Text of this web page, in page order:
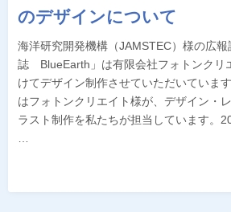
のデザインについて
海洋研究開発機構（JAMSTEC）様の広
誌 BlueEarth」は有限会社フォトンクリ
けてデザイン制作させていただいていま
はフォトンクリエイト様が、デザイン・
ラスト制作を私たちが担当しています。